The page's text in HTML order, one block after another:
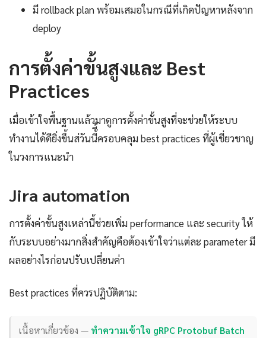
มี rollback plan พร้อมเสมอในกรณีที่เกิดปัญหาหลังจาก
deploy
การตั้งค่าขั้นสูงและ Best
Practices
เมื่อเข้าใจพื้นฐานแล้วมาดูการตั้งค่าขั้นสูงที่จะช่วยให้ระบบ
ทำงานได้ดียิ่งขึ้นส่วันนี้ี้ครอบคลุม best practices ที่ผู้เชี่ยวชาญ
ในวงการแนะนำ
Jira automation
การตั้งค่าขั้นสูงเหล่านี้ช่วยเพิ่ม performance และ security ให้
กับระบบอย่างมากสิ่งสำคัญคือต้องเข้าใจว่าแต่ละ parameter มี
ผลอย่างไรก่อนปรับเปลี่ยนค่า
Best practices ที่ควรปฏิบัติตาม:
เนื้อหาเกี่ยวข้อง — ทำความเข้าใจ gRPC Protobuf Batch